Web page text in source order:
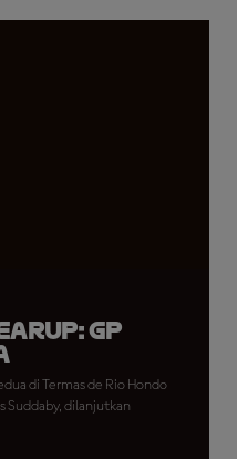
GP
di Termas de Rio Hondo
Suddaby, dilanjutkan